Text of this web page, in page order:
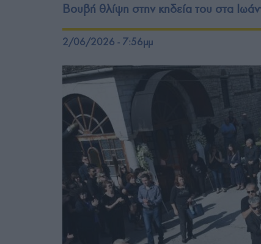
Βουβή θλίψη στην κηδεία του στα
2/06/2026 - 7:56μμ